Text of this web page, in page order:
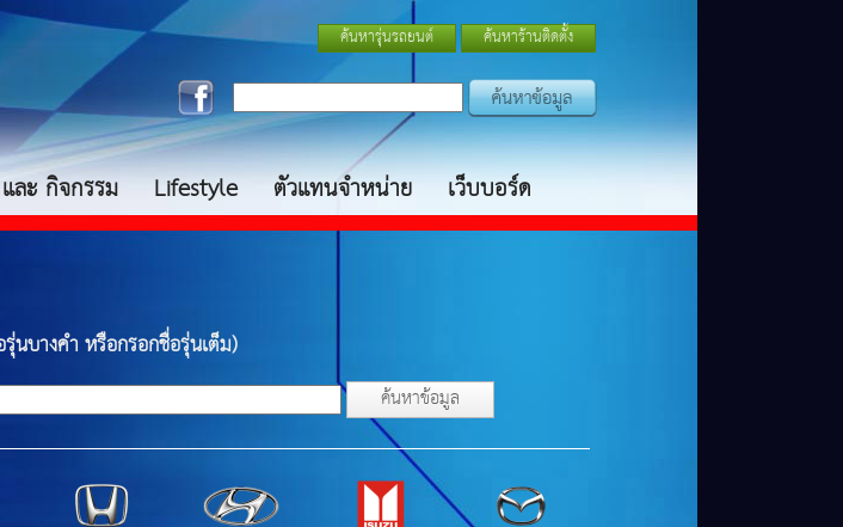
ค้นหารุ่นรถยนต์ ค้นหาร้านติดตั้ง
ละ กิจกรรม Lifestyle ตัวแทนจำหน่าย เว็บบอร์ด
นบางคำ หรือกรอกชื่อรุ่นเต็ม)
ค้นหาข้อมูล